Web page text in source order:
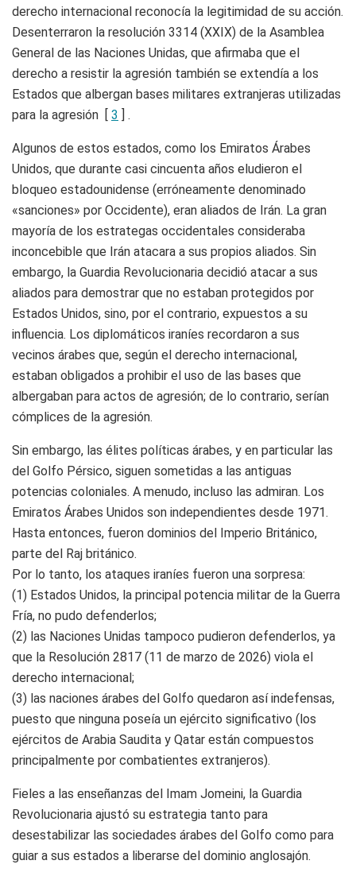
derecho internacional reconocía la legitimidad de su acción.
Desenterraron la resolución 3314 (XXIX) de la Asamblea
General de las Naciones Unidas, que afirmaba que el
derecho a resistir la agresión también se extendía a los
Estados que albergan bases militares extranjeras utilizadas
para la agresión [ 3 ] .
Algunos de estos estados, como los Emiratos Árabes
Unidos, que durante casi cincuenta años eludieron el
bloqueo estadounidense (erróneamente denominado
«sanciones» por Occidente), eran aliados de Irán. La gran
mayoría de los estrategas occidentales consideraba
inconcebible que Irán atacara a sus propios aliados. Sin
embargo, la Guardia Revolucionaria decidió atacar a sus
aliados para demostrar que no estaban protegidos por
Estados Unidos, sino, por el contrario, expuestos a su
influencia. Los diplomáticos iraníes recordaron a sus
vecinos árabes que, según el derecho internacional,
estaban obligados a prohibir el uso de las bases que
albergaban para actos de agresión; de lo contrario, serían
cómplices de la agresión.
Sin embargo, las élites políticas árabes, y en particular las
del Golfo Pérsico, siguen sometidas a las antiguas
potencias coloniales. A menudo, incluso las admiran. Los
Emiratos Árabes Unidos son independientes desde 1971.
Hasta entonces, fueron dominios del Imperio Británico,
parte del Raj británico.
Por lo tanto, los ataques iraníes fueron una sorpresa:
(1) Estados Unidos, la principal potencia militar de la Guerra
Fría, no pudo defenderlos;
(2) las Naciones Unidas tampoco pudieron defenderlos, ya
que la Resolución 2817 (11 de marzo de 2026) viola el
derecho internacional;
(3) las naciones árabes del Golfo quedaron así indefensas,
puesto que ninguna poseía un ejército significativo (los
ejércitos de Arabia Saudita y Qatar están compuestos
principalmente por combatientes extranjeros).
Fieles a las enseñanzas del Imam Jomeini, la Guardia
Revolucionaria ajustó su estrategia tanto para
desestabilizar las sociedades árabes del Golfo como para
guiar a sus estados a liberarse del dominio anglosajón.